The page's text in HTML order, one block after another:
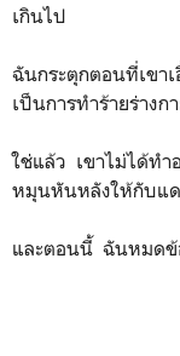
เกินไป
ฉันกระตุกตอนที่เขา
เป็นการทำร้ายร่างก
ใช่แล้ว เขาไม่ได้ทำ
หมุนหันหลังให้กับแ
และตอนนี้ ฉันหมดข้